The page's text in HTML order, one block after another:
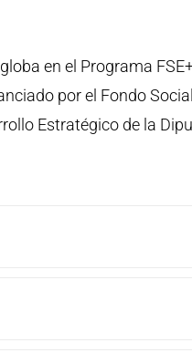
en el Programa
por el Fondo
Estratégico de la